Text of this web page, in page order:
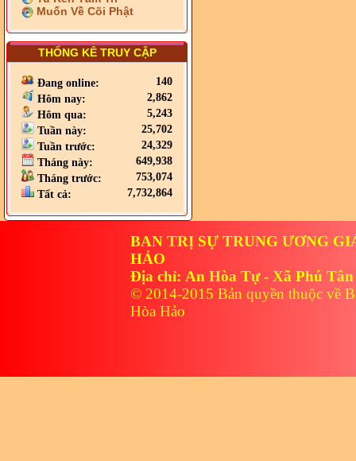
Muốn Về Cõi Phật
THỐNG KÊ TRUY CẬP
Đang online:
140
Hôm nay:
2,862
Hôm qua:
5,243
Tuần này:
25,702
Tuần trước:
24,329
Tháng này:
649,938
Tháng trước:
753,074
Tất cả:
7,732,864
BAN TRỊ SỰ TRUNG ƯƠNG
HẢO
Địa chỉ: An Hòa Tự - Xã Phú
© 2014-2015 Bản quyền thuộc về
Hòa Hảo